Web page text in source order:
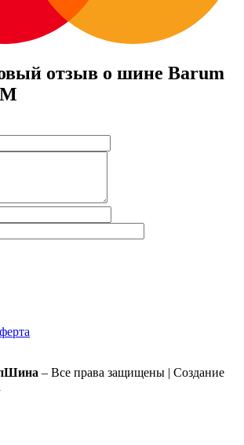
отзыв о шине Barum
– Все права защищены | Создание